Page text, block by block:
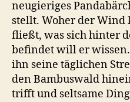
neugieriges
stellt. Woher der Wind
fließt, was sich hinter
befindet will er
ihn seine täglichen
den Bambuswald
trifft und seltsame